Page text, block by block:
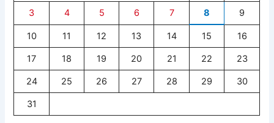
3 4 5 6 7 8 9
10 11 12 13 14 15 16
17 18 19 20 21 22 23
24 25 26 27 28 29 30
31